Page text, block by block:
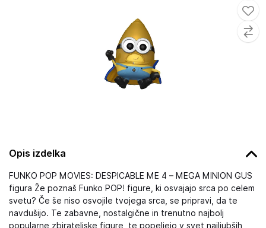
Opis izdelka
FUNKO POP MOVIES: DESPICABLE ME 4 – MEGA MINION GUS
figura Že poznaš Funko POP! figure, ki osvajajo srca po celem
svetu? Če še niso osvojile tvojega srca, se pripravi, da te
navdušijo. Te zabavne, nostalgične in trenutno najbolj
popularne zbirateljske figure, te popeljejo v svet najljubših